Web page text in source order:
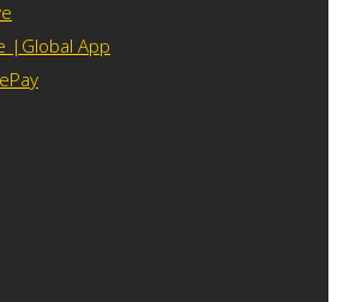
|Global App